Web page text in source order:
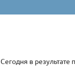
Сегодня в результате